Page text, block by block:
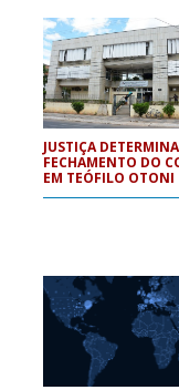
JUSTIÇA
FECHAMENTO DO
EM TEÓFILO OTONI